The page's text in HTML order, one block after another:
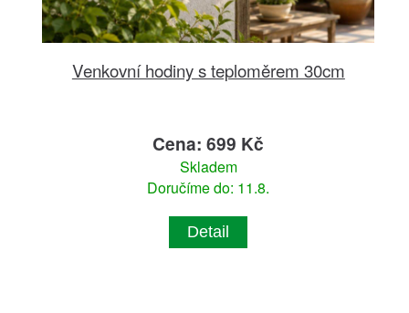
Venkovní hodiny s teploměrem 30cm
Cena: 699 Kč
Skladem
Doručíme do: 11.8.
Detail